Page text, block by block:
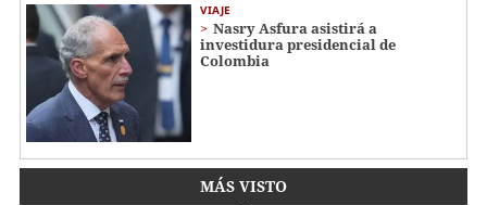
VIAJE
Nasry Asfura asistirá a
investidura presidencial de
Colombia
MÁS VISTO